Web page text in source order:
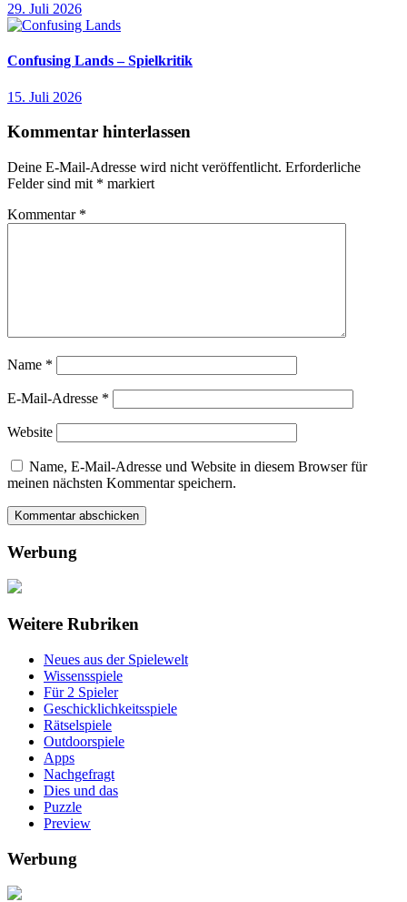
29. Juli 2026
Confusing Lands – Spielkritik
15. Juli 2026
Kommentar hinterlassen
Deine E-Mail-Adresse wird nicht veröffentlicht. Erforderliche
Felder sind mit * markiert
Kommentar *
Name *
E-Mail-Adresse *
Website
Name, E-Mail-Adresse und Website in diesem Browser für
meinen nächsten Kommentar speichern.
Werbung
Weitere Rubriken
Neues aus der Spielewelt
Wissensspiele
Für 2 Spieler
Geschicklichkeitsspiele
Rätselspiele
Outdoorspiele
Apps
Nachgefragt
Dies und das
Puzzle
Preview
Werbung